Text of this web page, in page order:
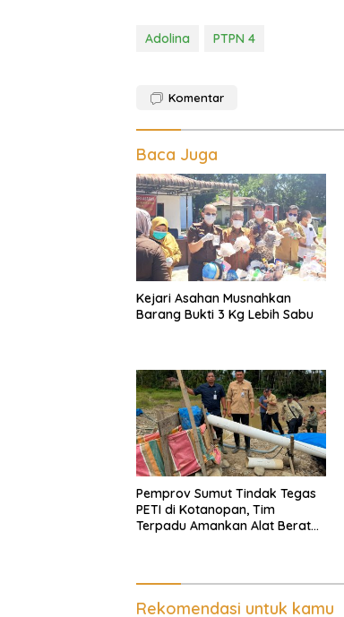
Adolina PTPN 4
Komentar
Baca Juga
Kejari Asahan Musnahkan
Barang Bukti 3 Kg Lebih Sabu
Pemprov Sumut Tindak Tegas
PETI di Kotanopan, Tim
Terpadu Amankan Alat Berat
Rekomendasi untuk kamu